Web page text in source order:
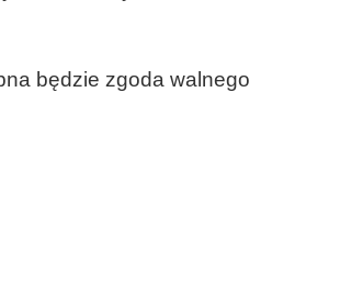
będzie zgoda walnego